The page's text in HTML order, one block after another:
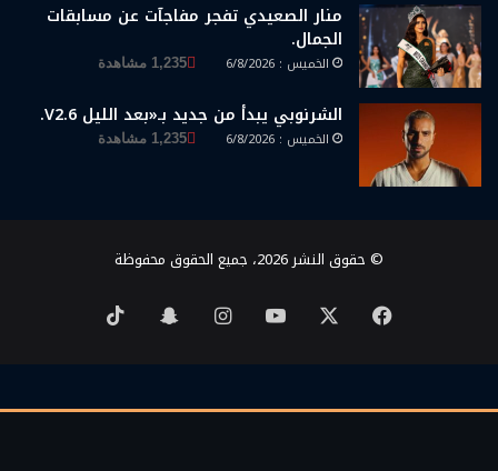
منار الصعيدي تفجر مفاجآت عن مسابقات
الجمال.
الخميس : 6/8/2026 1,235 مشاهدة
الشرنوبي يبدأ من جديد بـ«بعد الليل V2.6.
الخميس : 6/8/2026 1,235 مشاهدة
© حقوق النشر 2026، جميع الحقوق محفوظة
فيسبوك ‫YouTubeانستقرامسناب